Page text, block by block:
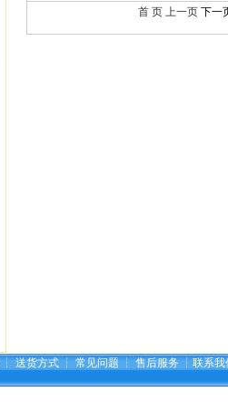
首 页 上一页 下一
┆ 送货方式 ┆ 常见问题 ┆ 售后服务 ┆ 联系我